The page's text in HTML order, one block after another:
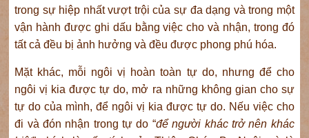
trong sự hiệp nhất vượt trội của sự đa dạng và trong một
vận hành được ghi dấu bằng việc cho và nhận, trong đó
tất cả đều bị ảnh hưởng và đều được phong phú hóa.
Mặt khác, mỗi ngôi vị hoàn toàn tự do, nhưng để cho
ngôi vị kia được tự do, mở ra những không gian cho sự
tự do của mình, để ngôi vị kia được tự do. Nếu việc cho
đi và đón nhận trong tự do “để người khác trở nên khác